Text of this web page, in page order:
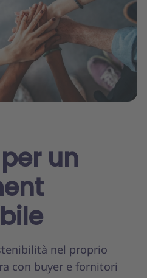
un
nel proprio
con buyer e fornitori